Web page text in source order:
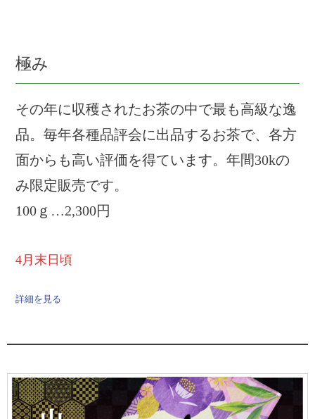
極み
その年に収穫されたお茶の中で最も高級な逸
品。毎年各種品評会に出品するお茶で、各方
面からも高い評価を得ています。年間30kの
み限定販売です。
100ｇ…2,300円
4月末日頃
詳細を見る